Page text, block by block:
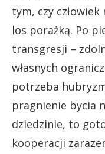
tym, czy
los porażką. Po
transgresji –
własnych
potrzeba
pragnienie bycia
dziedzinie, to
kooperacji